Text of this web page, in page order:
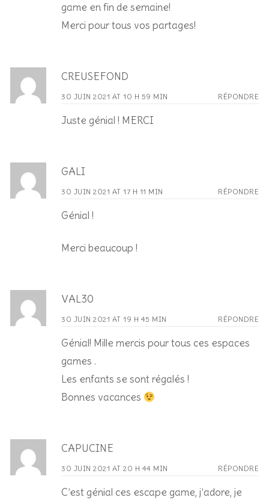
game en fin de semaine!
Merci pour tous vos partages!
CREUSEFOND
30 JUIN 2021 AT 10 H 59 MIN RÉPONDRE
Juste génial ! MERCI
GALI
30 JUIN 2021 AT 17 H 11 MIN RÉPONDRE
Génial !
Merci beaucoup !
VAL30
30 JUIN 2021 AT 19 H 45 MIN RÉPONDRE
Génial! Mille mercis pour tous ces espaces
games .
Les enfants se sont régalés !
Bonnes vacances
CAPUCINE
30 JUIN 2021 AT 20 H 44 MIN RÉPONDRE
C’est génial ces escape game, j’adore, je